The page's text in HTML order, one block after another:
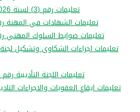
تعليمات رقم (3) لسنة 2026 بشأن الغرامات
تعليمات الشهادات في المهنة رقم 5 لسنة
تعليمات ضوابط السلوك المهني رقم 6 لسنة
تعليمات اللجنة التأديبية رقم (1) لسنة